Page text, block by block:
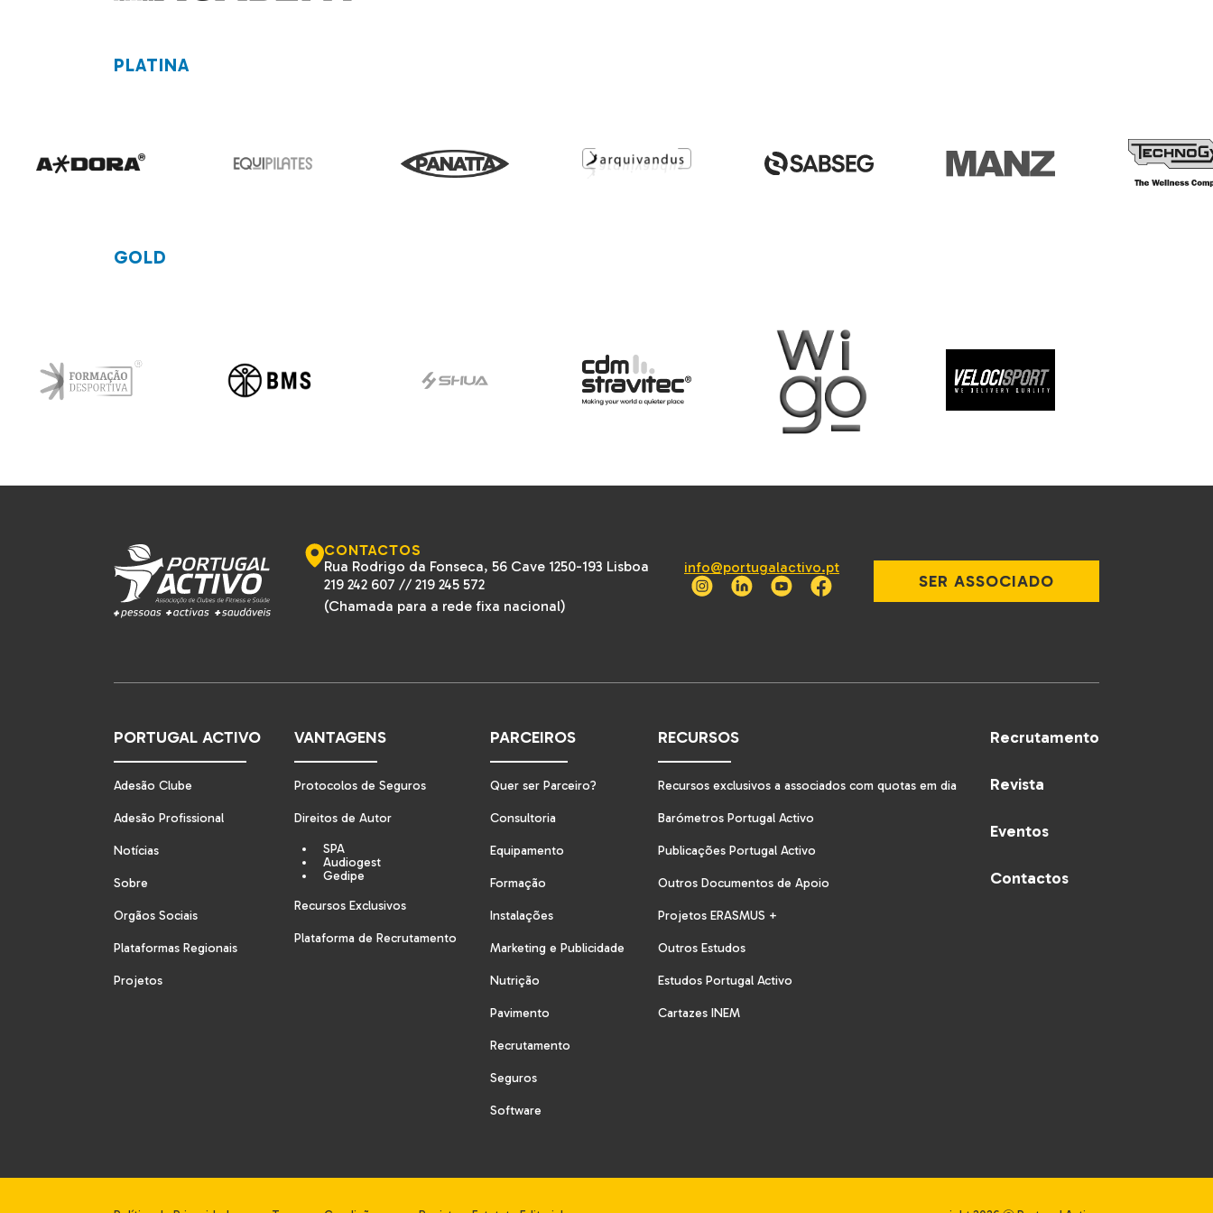
PLATINA
GOLD
CONTACTOS
Rua Rodrigo da Fonseca, 56 Cave 1250-193 Lisboa
219 242 607 // 219 245 572
(Chamada para a rede fixa nacional)
info@portugalactivo.pt
SER ASSOCIADO
PORTUGAL ACTIVO
Adesão Clube
Adesão Profissional
Notícias
Sobre
Orgãos Sociais
Plataformas Regionais
Projetos
VANTAGENS
Protocolos de Seguros
Direitos de Autor
SPA
Audiogest
Gedipe
Recursos Exclusivos
Plataforma de Recrutamento
PARCEIROS
Quer ser Parceiro?
Consultoria
Equipamento
Formação
Instalações
Marketing e Publicidade
Nutrição
Pavimento
Recrutamento
Seguros
Software
RECURSOS
Recursos exclusivos a associados com quotas em dia
Barómetros Portugal Activo
Publicações Portugal Activo
Outros Documentos de Apoio
Projetos ERASMUS +
Outros Estudos
Estudos Portugal Activo
Cartazes INEM
Recrutamento
Revista
Eventos
Contactos